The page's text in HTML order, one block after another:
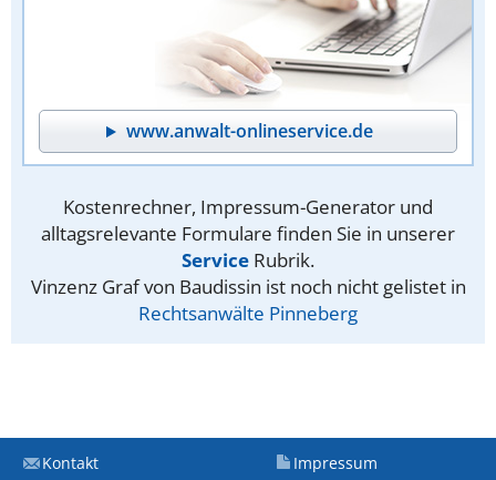
www.anwalt-onlineservice.de
Kostenrechner, Impressum-Generator und
alltagsrelevante Formulare finden Sie in unserer
Service Rubrik.
Vinzenz Graf von Baudissin ist noch nicht gelistet in
Rechtsanwälte Pinneberg
Kontakt Impressum